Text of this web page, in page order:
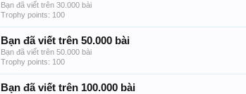
Bạn đã viết trên 30.000 bài
Trophy points: 100
Bạn đã viết trên 50.000 bài
Bạn đã viết trên 50.000 bài
Trophy points: 100
Bạn đã viết trên 100.000 bài